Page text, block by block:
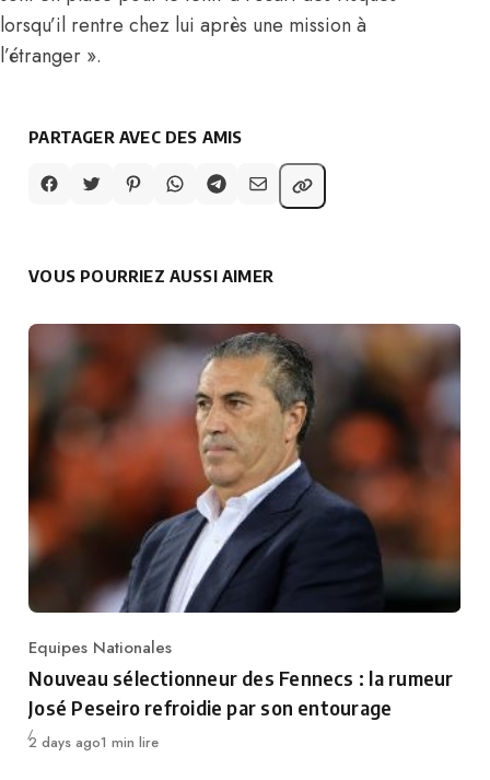
lorsqu’il rentre chez lui après une mission à
l’étranger ».
PARTAGER AVEC DES AMIS
VOUS POURRIEZ AUSSI AIMER
Category
Equipes Nationales
Nouveau sélectionneur des Fennecs : la rumeur
José Peseiro refroidie par son entourage
Publié
2 days ago1 min lire